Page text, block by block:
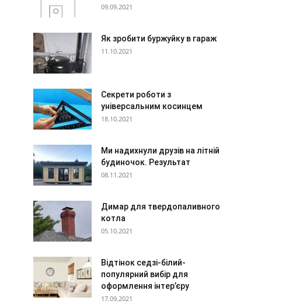
09.09.2021
Як зробити буржуйку в гараж
11.10.2021
Секрети роботи з
універсальним косинцем
18.10.2021
Ми надихнули друзів на літній
будиночок. Результат
08.11.2021
Димар для твердопаливного
котла
05.10.2021
Відтінок седзі-білий-
популярний вибір для
оформлення інтер’єру
17.09.2021